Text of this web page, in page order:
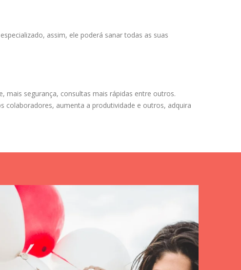
assim, ele poderá sanar todas as suas
mais segurança, consultas mais rápidas entre outros.
colaboradores, aumenta a produtividade e outros, adquira